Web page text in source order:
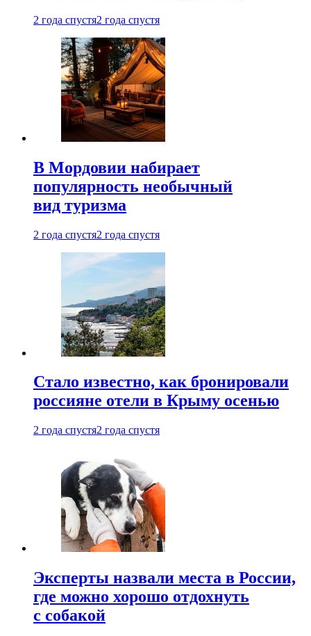
2 года спустя2 года спустя
В Мордовии набирает
популярность необычный
вид туризма
2 года спустя2 года спустя
Стало известно, как бронировали
россияне отели в Крыму осенью
2 года спустя2 года спустя
Эксперты назвали места в России,
где можно хорошо отдохнуть
с собакой